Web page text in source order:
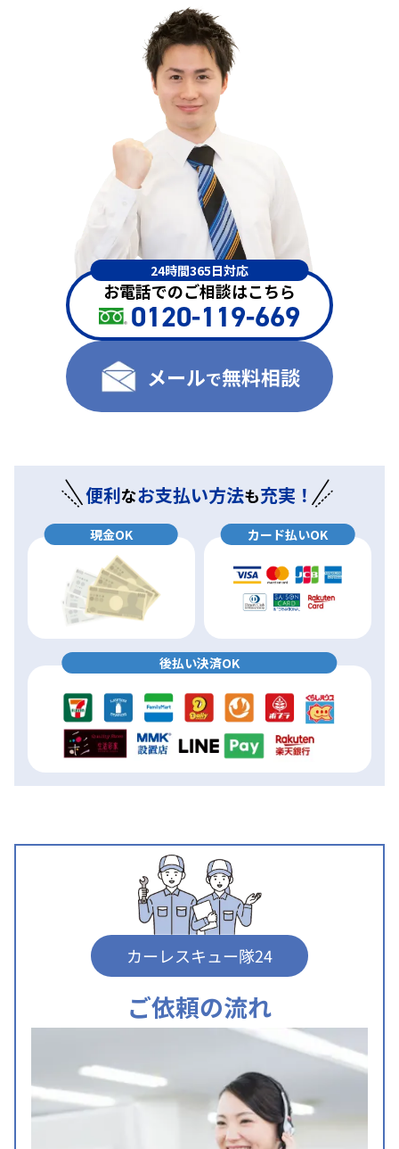
24時間365日対応
お電話でのご相談はこちら
0120-119-669
メールで無料相談
便利なお支払い方法も充実！
現金OK カード払いOK
後払い決済OK
カーレスキュー隊24
ご依頼の流れ